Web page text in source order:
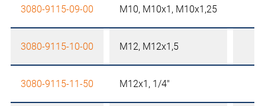
3080-9115-09-00 M10, M10x1, M10x1,25
3080-9115-10-00 M12, M12x1,5
3080-9115-11-50 M12x1, 1/4"